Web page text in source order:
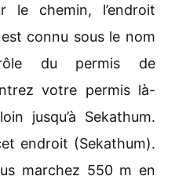
le chemin, l’endroit
connu sous le nom
du permis de
votre permis là-
jusqu’à Sekathum.
endroit (Sekathum).
marchez 550 m en